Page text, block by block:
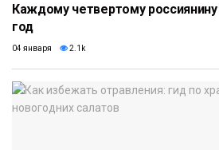
Каждому четвертому
год
04 января 2.1k